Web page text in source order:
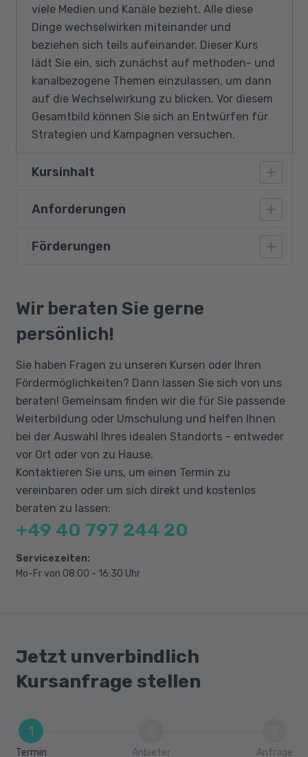
viele Medien und Kanäle bezieht. Alle diese
Dinge wechselwirken miteinander und
beziehen sich teils aufeinander. Dieser Kurs
lädt Sie ein, sich zunächst auf methoden- und
kanalbezogene Themen einzulassen, um dann
auf die Wechselwirkung zu blicken. Vor diesem
Gesamtbild können Sie sich an Entwürfen für
Strategien und Kampagnen versuchen.
Kursinhalt
Affiliate-Marketing, E-Mail-Marketing und
Suchmaschinen Marketing und
Buchungsverfahren
Social-Media-Marketing, Content-Marketing
Online-PR
Online-Marketing-Plan und Online-
Kampagnen in der Praxis
Webshop und Shoppingplattformen
Sprachassistenten-Marketing, Zukunft des
Online-Marketings
Anforderungen
Vorausgesetzt werden Grundkenntnisse im
Berufserfahrung erworben wurden.
Förderungen
Qualifizierungschancengesetz
Berufliche Rehabilitation
Wir beraten Sie gerne
persönlich!
Sie haben Fragen zu unseren Kursen oder Ihren
Fördermöglichkeiten? Dann lassen Sie sich von uns
beraten! Gemeinsam finden wir die für Sie passende
Weiterbildung oder Umschulung und helfen Ihnen
bei der Auswahl Ihres idealen Standorts – entweder
vor Ort oder von zu Hause.
Kontaktieren Sie uns, um einen Termin zu
vereinbaren oder um sich direkt und kostenlos
beraten zu lassen:
+49 40 797 244 20
Servicezeiten:
Mo-Fr von 08:00 - 16:30 Uhr
Jetzt unverbindlich
Kursanfrage stellen
1
Termin Anbieter Anfrage